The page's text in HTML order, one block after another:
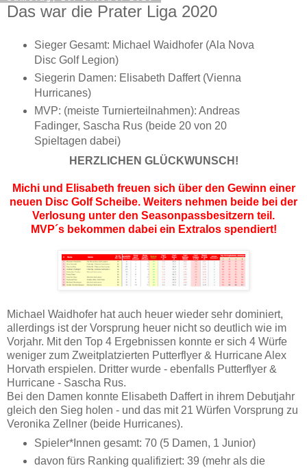
Das war die Prater Liga 2020
Sieger Gesamt: Michael Waidhofer (Ala Nova
Disc Golf Legion)
Siegerin Damen: Elisabeth Daffert (Vienna
Hurricanes)
MVP: (meiste Turnierteilnahmen): Andreas
Fadinger, Sascha Rus (beide 20 von 20
Spieltagen dabei)
HERZLICHEN GLÜCKWUNSCH!
Michi und Elisabeth freuen sich über den Gewinn einer
neuen Disc Golf Scheibe. Weiters nehmen beide bei der
Verlosung unter den Seasonpassbesitzern teil.
MVP´s bekommen dabei ein Extralos spendiert!
Michael Waidhofer hat auch heuer wieder sehr dominiert,
allerdings ist der Vorsprung heuer nicht so deutlich wie im
Vorjahr. Mit den Top 4 Ergebnissen konnte er sich 4 Würfe
weniger zum Zweitplatzierten Putterflyer & Hurricane Alex
Horvath erspielen. Dritter wurde - ebenfalls Putterflyer &
Hurricane - Sascha Rus.
Bei den Damen konnte Elisabeth Daffert in ihrem Debutjahr
gleich den Sieg holen - und das mit 21 Würfen Vorsprung zu
Veronika Zellner (beide Hurricanes).
Spieler*Innen gesamt: 70 (5 Damen, 1 Junior)
davon fürs Ranking qualifiziert: 39 (mehr als die